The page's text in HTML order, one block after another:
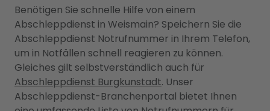
Benötigen Sie schnelle Hilfe von einem
Abschleppdienst in Weismain? Speichern Sie die
Abschleppdienst Notrufnummer in Ihrem Telefon,
um in Notfällen schnell reagieren zu können.
Gleiches gilt selbstverständlich auch für
Abschleppdienst Burgkunstadt. Unser
Abschleppdienst-Branchenportal bietet Ihnen